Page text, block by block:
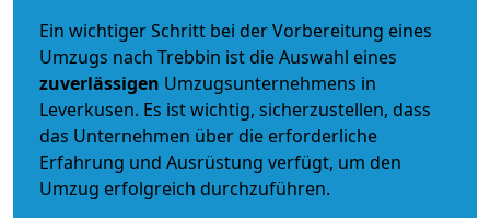
Ein wichtiger Schritt bei der Vorbereitung eines
Umzugs nach Trebbin ist die Auswahl eines
zuverlässigen Umzugsunternehmens in
Leverkusen. Es ist wichtig, sicherzustellen, dass
das Unternehmen über die erforderliche
Erfahrung und Ausrüstung verfügt, um den
Umzug erfolgreich durchzuführen.